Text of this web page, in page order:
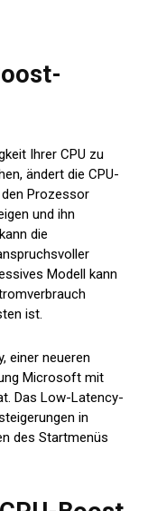
Ihrer CPU zu
ändert die CPU-
Prozessor
und ihn
die
Modell kann
ist.
einer neueren
Microsoft mit
Das Low-Latency-
in
des Startmenüs